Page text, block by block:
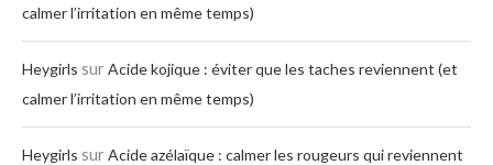
calmer l’irritation en même temps)
Heygirls surAcide kojique : éviter que les taches reviennent (et
calmer l’irritation en même temps)
Heygirls surAcide azélaïque : calmer les rougeurs qui reviennent